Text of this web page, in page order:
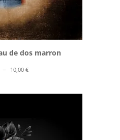
de dos marron
– 10,00€Plage
prix :
10,00 €